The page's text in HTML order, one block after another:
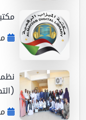
مكتبة
منذ
نظمت
(التطوير
منذ